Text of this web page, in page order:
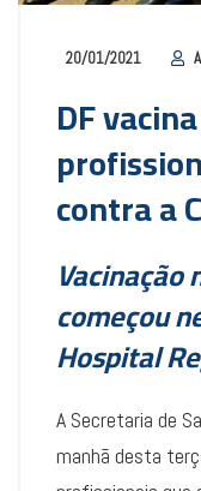
20/01/2021
DF
contra a
começou
Hospital
A Secretaria de
manhã desta